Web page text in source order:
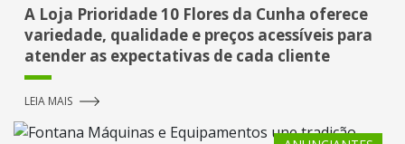
A Loja Prioridade 10 Flores da Cunha oferece
variedade, qualidade e preços acessíveis para
atender as expectativas de cada cliente
LEIA MAIS